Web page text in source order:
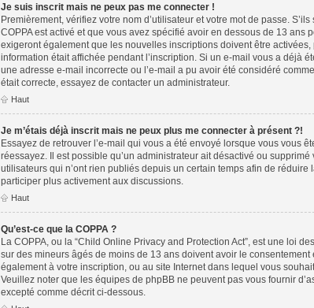
Je suis inscrit mais ne peux pas me connecter !
Premièrement, vérifiez votre nom d’utilisateur et votre mot de passe.
COPPA est activé et que vous avez spécifié avoir en dessous de 13
exigeront également que les nouvelles inscriptions doivent être
information était affichée pendant l’inscription. Si un e-mail vous a déjà
une adresse e-mail incorrecte ou l’e-mail a pu avoir été considéré
était correcte, essayez de contacter un administrateur.
Haut
Je m’étais déjà inscrit mais ne peux plus me connecter à présent ?!
Essayez de retrouver l’e-mail qui vous a été envoyé lorsque vous vous
réessayez. Il est possible qu’un administrateur ait désactivé ou
utilisateurs qui n’ont rien publiés depuis un certain temps afin de
participer plus activement aux discussions.
Haut
Qu’est-ce que la COPPA ?
La COPPA, ou la “Child Online Privacy and Protection Act”, est une loi
sur des mineurs âgés de moins de 13 ans doivent avoir le
également à votre inscription, ou au site Internet dans lequel vous
Veuillez noter que les équipes de phpBB ne peuvent pas vous fournir
excepté comme décrit ci-dessous.